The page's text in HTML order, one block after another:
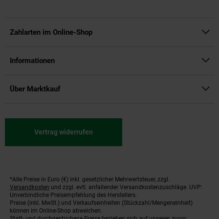
Zahlarten im Online-Shop
Informationen
Über Marktkauf
Vertrag widerrufen
Fußnoten
*Alle Preise in Euro (€) inkl. gesetzlicher Mehrwertsteuer, zzgl.
Versandkosten und zzgl. evtl. anfallender Versandkostenzuschläge. UVP:
Unverbindliche Preisempfehlung des Herstellers.
Preise (inkl. MwSt.) und Verkaufseinheiten (Stückzahl/Mengeneinheit)
können im Online-Shop abweichen.